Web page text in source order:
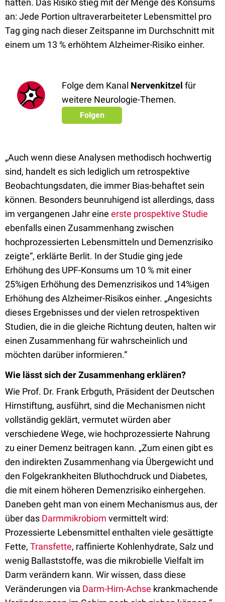
hatten. Das Risiko stieg mit der Menge des Konsums
an: Jede Portion ultraverarbeiteter Lebensmittel pro
Tag ging nach dieser Zeitspanne im Durchschnitt mit
einem um 13 % erhöhtem Alzheimer-Risiko einher.
Folge dem Kanal Nervenkitzel für
weitere Neurologie-Themen.
Folgen
„Auch wenn diese Analysen methodisch hochwertig
sind, handelt es sich lediglich um retrospektive
Beobachtungsdaten, die immer Bias-behaftet sein
können. Besonders beunruhigend ist allerdings, dass
im vergangenen Jahr eine erste prospektive Studie
ebenfalls einen Zusammenhang zwischen
hochprozessierten Lebensmitteln und Demenzrisiko
zeigte“, erklärte Berlit. In der Studie ging jede
Erhöhung des UPF-Konsums um 10 % mit einer
25%igen Erhöhung des Demenzrisikos und 14%igen
Erhöhung des Alzheimer-Risikos einher. „Angesichts
dieses Ergebnisses und der vielen retrospektiven
Studien, die in die gleiche Richtung deuten, halten wir
einen Zusammenhang für wahrscheinlich und
möchten darüber informieren.“
Wie lässt sich der Zusammenhang erklären?
Wie Prof. Dr. Frank Erbguth, Präsident der Deutschen
Hirnstiftung, ausführt, sind die Mechanismen nicht
vollständig geklärt, vermutet würden aber
verschiedene Wege, wie hochprozessierte Nahrung
zu einer Demenz beitragen kann. „Zum einen gibt es
den indirekten Zusammenhang via Übergewicht und
den Folgekrankheiten Bluthochdruck und Diabetes,
die mit einem höheren Demenzrisiko einhergehen.
Daneben geht man von einem Mechanismus aus, der
über das Darmmikrobiom vermittelt wird:
Prozessierte Lebensmittel enthalten viele gesättigte
Fette, Transfette, raffinierte Kohlenhydrate, Salz und
wenig Ballaststoffe, was die mikrobielle Vielfalt im
Darm verändern kann. Wir wissen, dass diese
Veränderungen via Darm-Hirn-Achse krankmachende